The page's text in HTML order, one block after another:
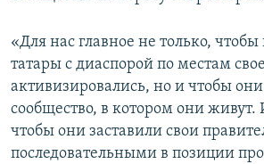
«Для нас главное не только,
татары с диаспорой по местам
активизировались, но и чтобы
сообщество, в котором они живут.
чтобы они заставили свои
последовательными в позиции